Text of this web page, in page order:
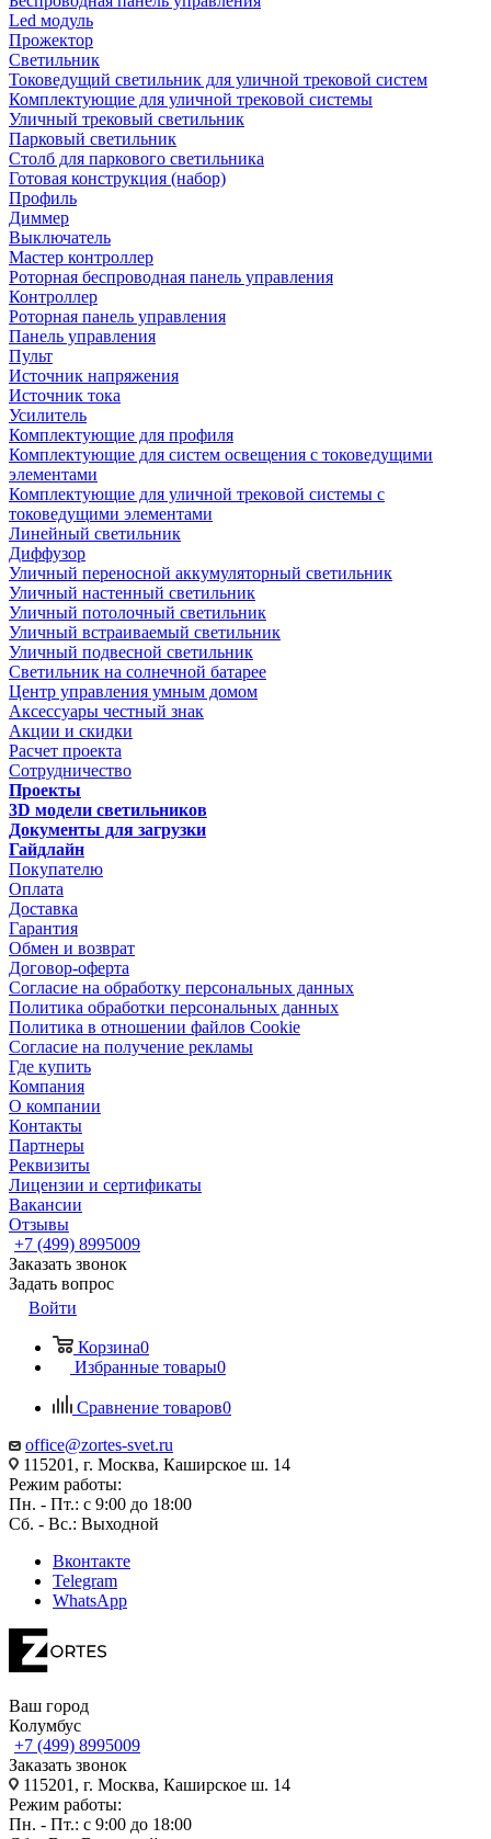
Led модуль
Прожектор
Светильник
Токоведущий светильник для уличной трековой систем
Комплектующие для уличной трековой системы
Уличный трековый светильник
Парковый светильник
Столб для паркового светильника
Готовая конструкция (набор)
Профиль
Диммер
Выключатель
Мастер контроллер
Роторная беспроводная панель управления
Контроллер
Роторная панель управления
Панель управления
Пульт
Источник напряжения
Источник тока
Усилитель
Комплектующие для профиля
Комплектующие для систем освещения с токоведущими
элементами
Комплектующие для уличной трековой системы с
токоведущими элементами
Линейный светильник
Диффузор
Уличный переносной аккумуляторный светильник
Уличный настенный светильник
Уличный потолочный светильник
Уличный встраиваемый светильник
Уличный подвесной светильник
Светильник на солнечной батарее
Центр управления умным домом
Аксессуары честный знак
Акции и скидки
Расчет проекта
Сотрудничество
Проекты
3D модели светильников
Документы для загрузки
Гайдлайн
Покупателю
Оплата
Доставка
Гарантия
Обмен и возврат
Договор-оферта
Согласие на обработку персональных данных
Политика обработки персональных данных
Политика в отношении файлов Cookie
Согласие на получение рекламы
Где купить
Компания
О компании
Контакты
Партнеры
Реквизиты
Лицензии и сертификаты
Вакансии
Отзывы
+7 (499) 8995009
Заказать звонок
Задать вопрос
Войти
Корзина0
Избранные товары0
Сравнение товаров0
office@zortes-svet.ru
115201, г. Москва, Каширское ш. 14
Режим работы:
Пн. - Пт.: с 9:00 до 18:00
Сб. - Вс.: Выходной
Вконтакте
Telegram
WhatsApp
Ваш город
Колумбус
+7 (499) 8995009
Заказать звонок
115201, г. Москва, Каширское ш. 14
Режим работы:
Пн. - Пт.: с 9:00 до 18:00